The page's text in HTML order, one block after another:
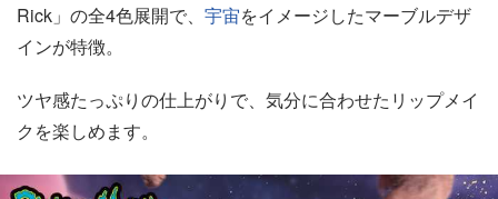
Rick」の全4色展開で、 宇宙をイメージしたマーブルデザ
インが特徴。
ツヤ感たっぷりの仕上がりで、気分に合わせたリップメイ
クを楽しめます。